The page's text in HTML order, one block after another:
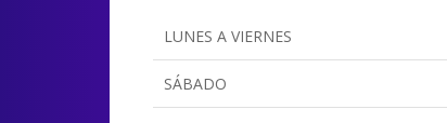
LUNES A VIERNES
SÁBADO